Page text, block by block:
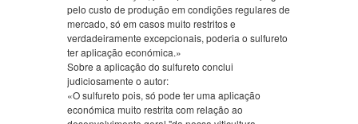
pelo custo de produção em condições regulares de
mercado, só em casos muito restritos e
verdadeiramente excepcionais, poderia o sulfureto
ter aplicação económica.»
Sobre a aplicação do sulfureto conclui
judiciosamente o autor:
«O sulfureto pois, só pode ter uma aplicação
económica muito restrita com relação ao